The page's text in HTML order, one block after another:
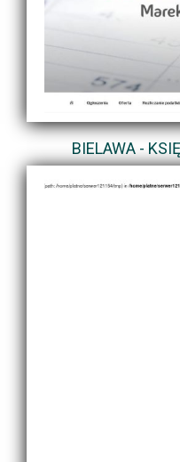
BIELAWA -